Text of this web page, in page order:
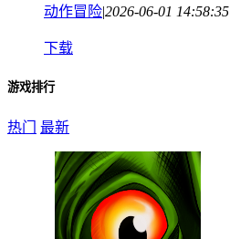
动作冒险|2026-06-01 14:58:35
下载
游戏排行
热门 最新